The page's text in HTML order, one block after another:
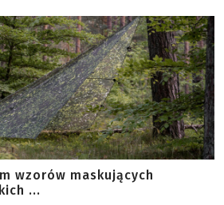
wzorów maskujących
...